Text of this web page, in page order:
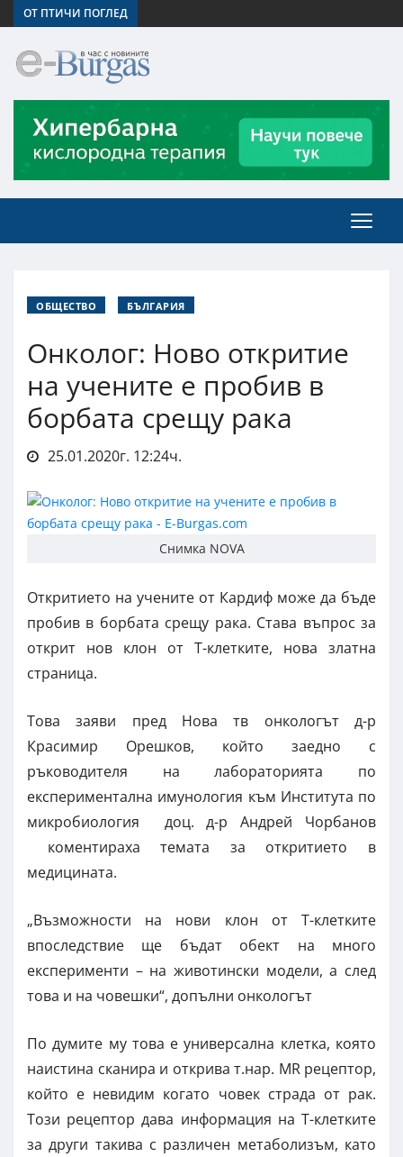
ОТ ПТИЧИ ПОГЛЕД
ОБЩЕСТВО БЪЛГАРИЯ
Онколог: Ново откритие
на учените е пробив в
борбата срещу рака
25.01.2020г. 12:24ч.
Снимка NOVA
Откритието на учените от Кардиф може да бъде
пробив в борбата срещу рака. Става въпрос за
открит нов клон от Т-клетките, нова златна
страница.
Това заяви пред Нова тв онкологът д-р
Красимир Орешков, който заедно с
ръководителя на лабораторията по
експериментална имунология към Института по
микробиология доц. д-р Андрей Чорбанов
коментираха темата за откритието в
медицината.
„Възможности на нови клон от Т-клетките
впоследствие ще бъдат обект на много
експерименти – на животински модели, а след
това и на човешки“, допълни онкологът
По думите му това е универсална клетка, която
наистина сканира и открива т.нар. MR рецептор,
който е невидим когато човек страда от рак.
Този рецептор дава информация на Т-клетките
за други такива с различен метаболизъм, като